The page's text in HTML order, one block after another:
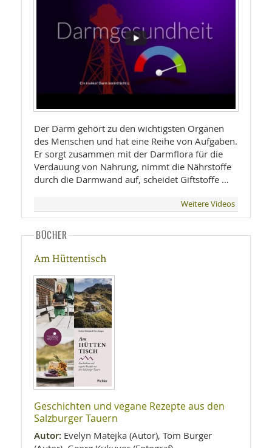
Der Darm gehört zu den wichtigsten Organen
des Menschen und hat eine Reihe von Aufgaben.
Er sorgt zusammen mit der Darmflora für die
Verdauung von Nahrung, nimmt die Nährstoffe
durch die Darmwand auf, scheidet Giftstoffe …
Weitere Videos
BÜCHER
Am Hüttentisch
Geschichten und vegane Rezepte aus den
Salzburger Tauern
Autor: Evelyn Matejka (Autor), Tom Burger